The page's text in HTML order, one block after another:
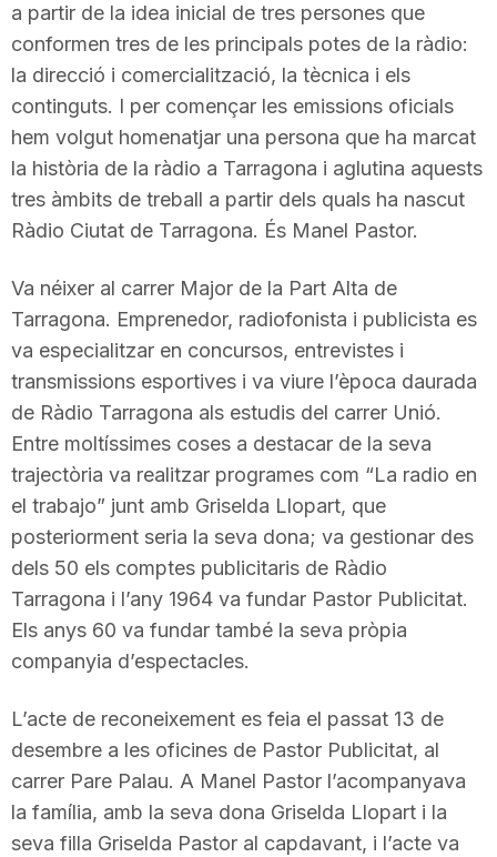
n
a
a partir de la idea inicial de tres persones que
conformen tres de les principals potes de la ràdio:
la direcció i comercialització, la tècnica i els
continguts. I per començar les emissions oficials
hem volgut homenatjar una persona que ha marcat
la història de la ràdio a Tarragona i aglutina aquests
tres àmbits de treball a partir dels quals ha nascut
Ràdio Ciutat de Tarragona. És Manel Pastor.
Va néixer al carrer Major de la Part Alta de
Tarragona. Emprenedor, radiofonista i publicista es
va especialitzar en concursos, entrevistes i
transmissions esportives i va viure l’època daurada
de Ràdio Tarragona als estudis del carrer Unió.
Entre moltíssimes coses a destacar de la seva
trajectòria va realitzar programes com “La radio en
el trabajo” junt amb Griselda Llopart, que
posteriorment seria la seva dona; va gestionar des
dels 50 els comptes publicitaris de Ràdio
Tarragona i l’any 1964 va fundar Pastor Publicitat.
Els anys 60 va fundar també la seva pròpia
companyia d’espectacles.
L’acte de reconeixement es feia el passat 13 de
desembre a les oficines de Pastor Publicitat, al
carrer Pare Palau. A Manel Pastor l’acompanyava
la família, amb la seva dona Griselda Llopart i la
seva filla Griselda Pastor al capdavant, i l’acte va